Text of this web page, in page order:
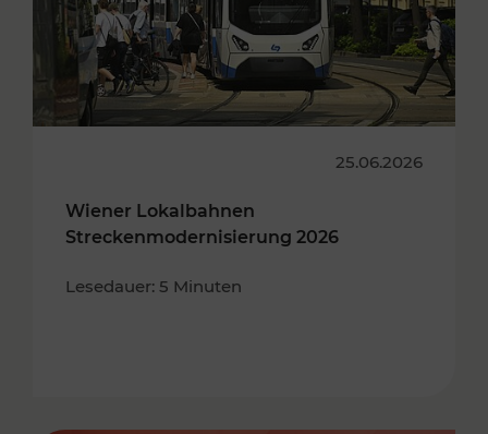
25.06.2026
Wiener Lokalbahnen
Streckenmodernisierung 2026
Lesedauer: 5 Minuten